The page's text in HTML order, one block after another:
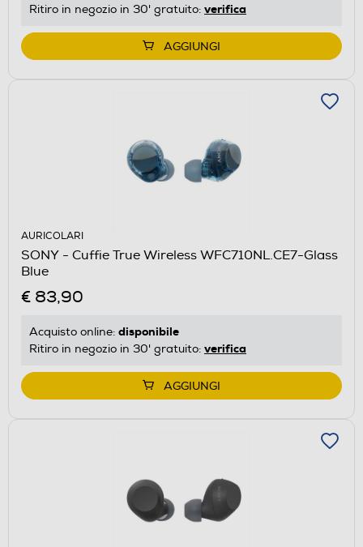
Ritiro in negozio in 30' gratuito: verifica
AGGIUNGI
AURICOLARI
SONY - Cuffie True Wireless WFC710NL.CE7-Glass
Blue
€ 83,90
Acquisto online: disponibile
Ritiro in negozio in 30' gratuito: verifica
AGGIUNGI